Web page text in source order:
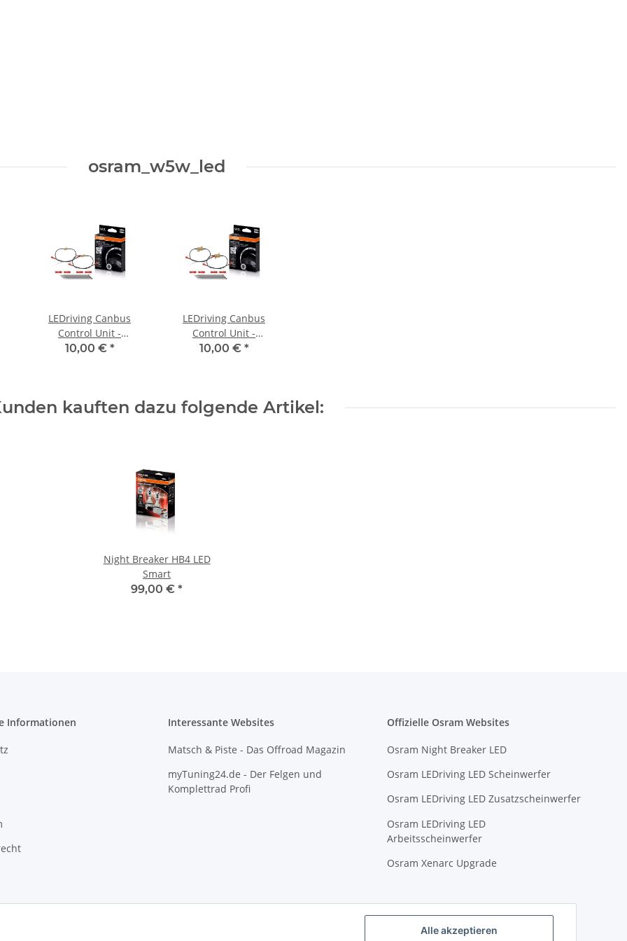
Alle akzeptieren
osram_w5w_led
LEDriving Canbus
Control Unit -
LEDCCU01
10,00 € *
LEDriving Canbus
Control Unit -
LEDCCU02
10,00 € *
kauften dazu folgende Artikel:
Night Breaker HB4 LED
Smart
99,00 € *
Informationen Interessante Websites
Matsch & Piste - Das Offroad Magazin
myTuning24.de - Der Felgen und
Komplettrad Profi
Offizielle Osram Websites
Osram Night Breaker LED
Osram LEDriving LED Scheinwerfer
Osram LEDriving LED Zusatzscheinwerfer
Osram LEDriving LED
Arbeitsscheinwerfer
Osram Xenarc Upgrade